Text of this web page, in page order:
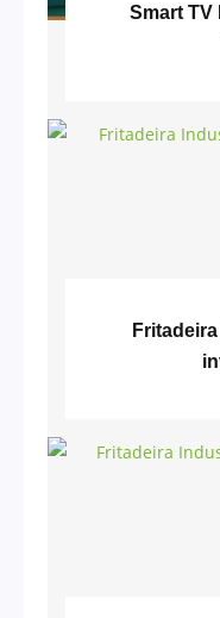
Smart TV